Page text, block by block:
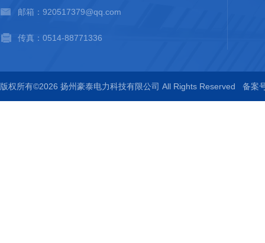
邮箱：920517379@qq.com
传真：0514-88771336
版权所有©2026 扬州豪泰电力科技有限公司 All Rights Reserved 备案